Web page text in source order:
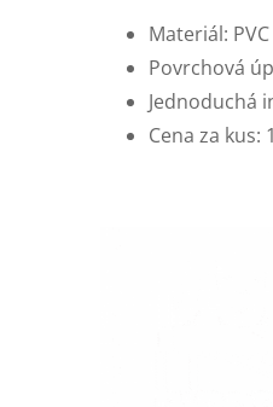
Materiál: PVC
Povrchová
Jednoduchá
Cena za kus: